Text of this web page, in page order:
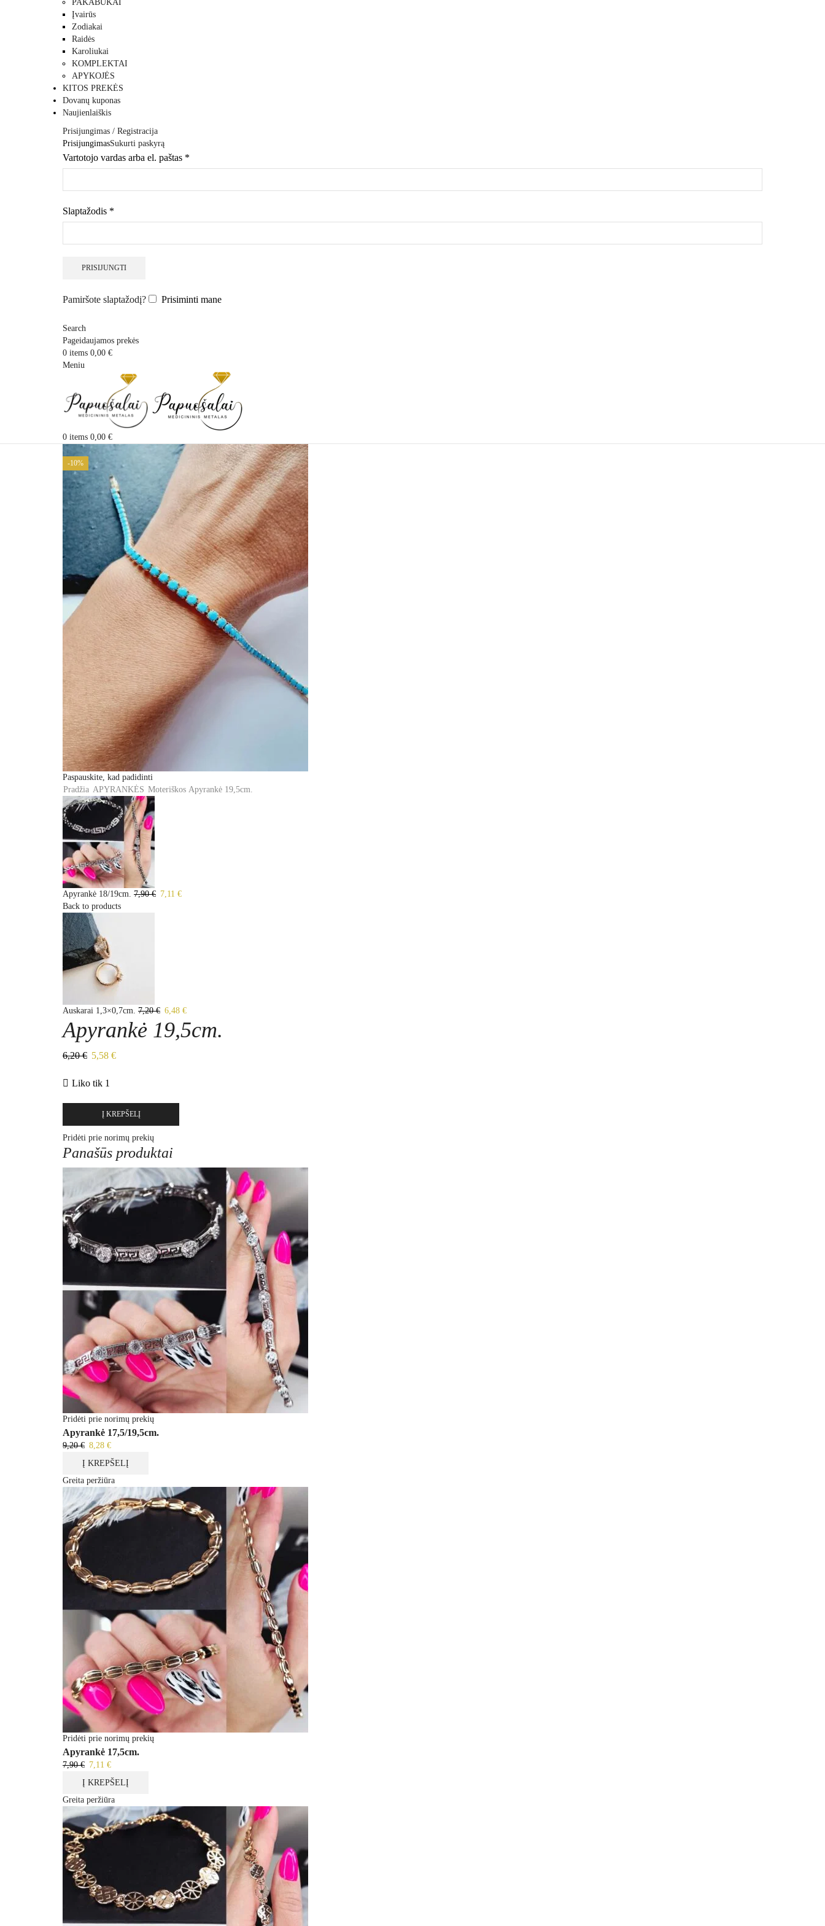
PAKABUKAI
Įvairūs
Zodiakai
Raidės
Karoliukai
KOMPLEKTAI
APYKOJĖS
KITOS PREKĖS
Dovanų kuponas
Naujienlaiškis
Prisijungimas / Registracija
PrisijungimasSukurti paskyrą
Vartotojo vardas arba el. paštas *
Slaptažodis *
PRISIJUNGTI
Pamiršote slaptažodį? Prisiminti mane
Search
Pageidaujamos prekės
0 items 0,00 €
Meniu
0 items 0,00 €
-10%
Paspauskite, kad padidinti
Pradžia APYRANKĖS Moteriškos Apyrankė 19,5cm.
Apyrankė 18/19cm. 7,90€ 7,11 €
Back to products
Auskarai 1,3×0,7cm. 7,20€ 6,48 €
Apyrankė 19,5cm.
6,20€ 5,58 €
Liko tik 1
Į KREPŠELĮ
Pridėti prie norimų prekių
Panašūs produktai
Pridėti prie norimų prekių
Apyrankė 17,5/19,5cm.
9,20€ 8,28 €
Į KREPŠELĮ
Greita peržiūra
Pridėti prie norimų prekių
Apyrankė 17,5cm.
7,90€ 7,11 €
Į KREPŠELĮ
Greita peržiūra